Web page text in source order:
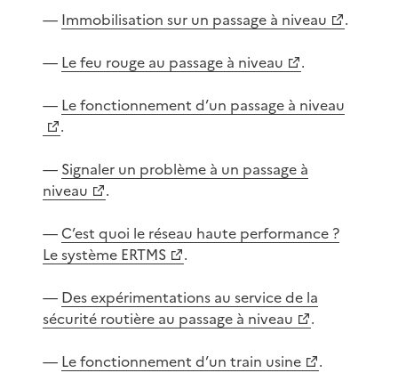
— Immobilisation sur un passage à niveau
.
— Le feu rouge au passage à niveau
.
— Le fonctionnement d’un passage à niveau
.
— Signaler un problème à un passage à
niveau
.
— C’est quoi le réseau haute performance ?
Le système ERTMS
.
— Des expérimentations au service de la
sécurité routière au passage à niveau
.
— Le fonctionnement d’un train usine
.